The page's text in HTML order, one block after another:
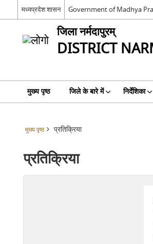
मध्यप्रदेश शासन Government of Madhya
जिला नर्मदापुरम्
DISTRICT
मुख्य पृष्ठ जिले के बारे में निर्देशिका
मुख्य पृष्ठ प्रतिक्रिया
प्रतिक्रिया